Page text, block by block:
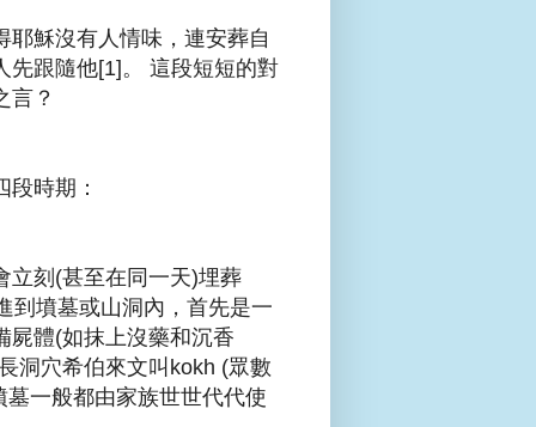
穌沒有人情味，連安葬自
先跟隨他[1]。 這段短短的對
言？
時期：
立刻(甚至在同一天)埋葬
到墳墓或山洞內，首先是一
屍體(如抹上沒藥和沉香
洞穴希伯來文叫kokh (眾數
一般都由家族世世代代使